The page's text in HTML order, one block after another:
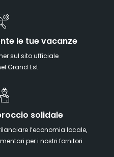
le tue vacanze
sul sito ufficiale
Grand Est.
solidale
l’economia locale,
per i nostri fornitori.